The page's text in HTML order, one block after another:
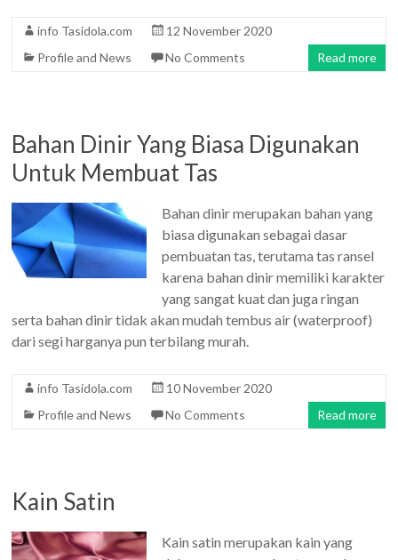
info Tasidola.com
12 November 2020
Profile and News
No Comments Read more
Bahan Dinir Yang Biasa Digunakan
Untuk Membuat Tas
Bahan dinir merupakan bahan yang
biasa digunakan sebagai dasar
pembuatan tas, terutama tas ransel
karena bahan dinir memiliki karakter
yang sangat kuat dan juga ringan
serta bahan dinir tidak akan mudah tembus air (waterproof)
dari segi harganya pun terbilang murah.
info Tasidola.com
10 November 2020
Profile and News
No Comments Read more
Kain Satin
Kain satin merupakan kain yang